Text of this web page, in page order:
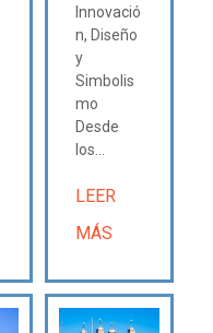
Innovació
n, Diseño
y
Simbolis
mo
Desde
los...
LEER
MÁS